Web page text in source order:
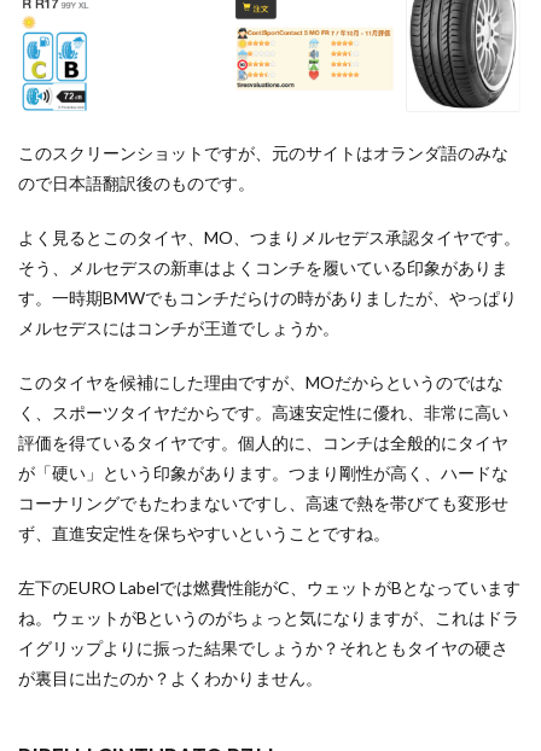
このスクリーンショットですが、元のサイトはオランダ語のみな
ので日本語翻訳後のものです。
よく見るとこのタイヤ、MO、つまりメルセデス承認タイヤです。
そう、メルセデスの新車はよくコンチを履いている印象がありま
す。一時期BMWでもコンチだらけの時がありましたが、やっぱり
メルセデスにはコンチが王道でしょうか。
このタイヤを候補にした理由ですが、MOだからというのではな
く、スポーツタイヤだからです。高速安定性に優れ、非常に高い
評価を得ているタイヤです。個人的に、コンチは全般的にタイヤ
が「硬い」という印象があります。つまり剛性が高く、ハードな
コーナリングでもたわまないですし、高速で熱を帯びても変形せ
ず、直進安定性を保ちやすいということですね。
左下のEURO Labelでは燃費性能がC、ウェットがBとなっています
ね。ウェットがBというのがちょっと気になりますが、これはドラ
イグリップよりに振った結果でしょうか？それともタイヤの硬さ
が裏目に出たのか？よくわかりません。